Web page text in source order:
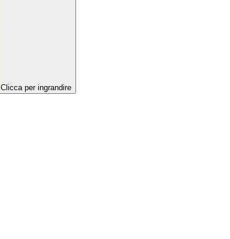
Clicca per ingrandire